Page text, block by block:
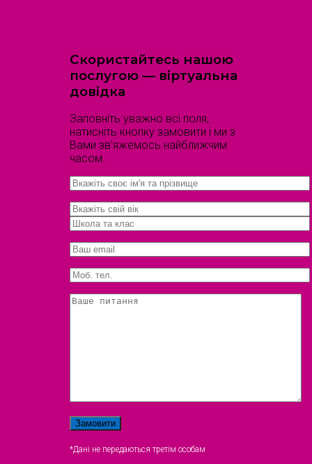
Скористайтесь нашою
послугою — віртуальна
довідка
Заповніть уважно всі поля,
натисніть кнопку замовити і ми з
Вами зв'яжемось найближчим
часом.
*Дані не передаються третім особам